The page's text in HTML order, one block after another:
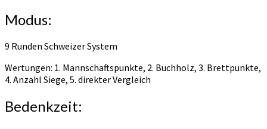
Modus:
9 Runden Schweizer System
Wertungen: 1. Mannschaftspunkte, 2. Buchholz, 3. Brettpunkte,
4. Anzahl Siege, 5. direkter Vergleich
Bedenkzeit: